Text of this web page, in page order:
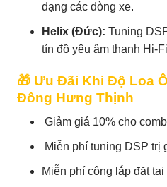
dạng các dòng xe.
Helix (Đức): Tuning
tín đồ yêu âm thanh Hi-
🎁 Ưu Đãi Khi Độ Loa
Đông Hưng Thịnh
Giảm giá 10% cho
Miễn phí tuning DSP trị
Miễn phí công lắp đặt